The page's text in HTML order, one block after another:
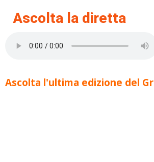
Ascolta la diretta
Ascolta l'ultima edizione del Gr